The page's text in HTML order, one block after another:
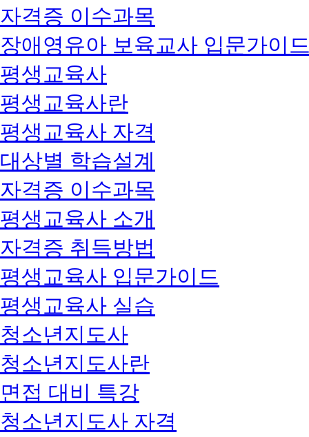
자격증 이수과목
장애영유아 보육교사 입문가이
평생교육사
평생교육사란
평생교육사 자격
대상별 학습설계
자격증 이수과목
평생교육사 소개
자격증 취득방법
평생교육사 입문가이드
평생교육사 실습
청소년지도사
청소년지도사란
면접 대비 특강
청소년지도사 자격